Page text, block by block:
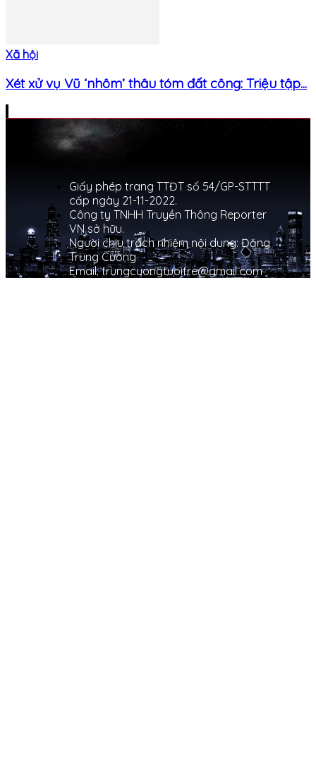
Xã hội
Xét xử vụ Vũ ‘nhôm’ thâu tóm đất công: Triệu tập...
Giấy phép trang TTĐT số 54/GP-STTTT
cấp ngày 21-11-2022.
Công ty TNHH Truyền Thông Reporter
VN sở hữu.
Người chịu trách nhiệm nội dung: Đặng
Trung Cường
Email: trungcuongtuoitre@gmail.com